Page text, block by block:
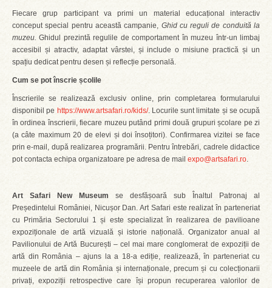
Fiecare grup participant va primi un material educațional interactiv
conceput special pentru această campanie, Ghid cu reguli de conduită la
muzeu. Ghidul prezintă regulile de comportament în muzeu într-un limbaj
accesibil și atractiv, adaptat vârstei, și include o misiune practică și un
spațiu dedicat pentru desen și reflecție personală.
Cum se pot înscrie școlile
Înscrierile se realizează exclusiv online, prin completarea formularului
disponibil pe https://www.artsafari.ro/kids/. Locurile sunt limitate și se ocupă
în ordinea înscrierii, fiecare muzeu putând primi două grupuri școlare pe zi
(a câte maximum 20 de elevi și doi însoțitori). Confirmarea vizitei se face
prin e-mail, după realizarea programării. Pentru întrebări, cadrele didactice
pot contacta echipa organizatoare pe adresa de mail expo@artsafari.ro.
Art Safari New Museum se desfășoară sub Înaltul Patronaj al
Președintelui României, Nicușor Dan. Art Safari este realizat în parteneriat
cu Primăria Sectorului 1 și este specializat în realizarea de pavilioane
expoziționale de artă vizuală și istorie națională. Organizator anual al
Pavilionului de Artă București – cel mai mare conglomerat de expoziții de
artă din România – ajuns la a 18-a ediție, realizează, în parteneriat cu
muzeele de artă din România și internaționale, precum și cu colecționarii
privați, expoziții retrospective care își propun recuperarea valorilor de